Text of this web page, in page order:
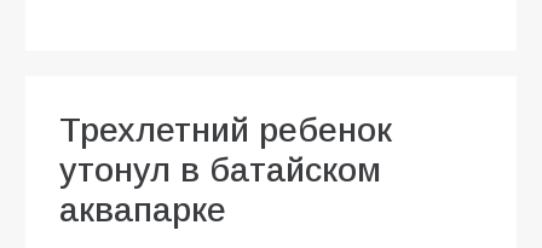
Трехлетний ребенок
утонул в батайском
аквапарке